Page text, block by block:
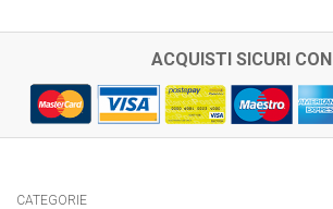
ACQUISTI SICURI CON
CATEGORIE